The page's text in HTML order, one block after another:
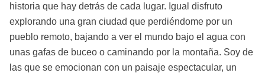
historia que hay detrás de cada lugar. Igual disfruto
explorando una gran ciudad que perdiéndome por un
pueblo remoto, bajando a ver el mundo bajo el agua con
unas gafas de buceo o caminando por la montaña. Soy de
las que se emocionan con un paisaje espectacular, un